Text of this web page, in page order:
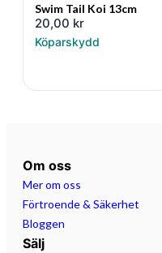
Swim Tail Koi 13cm
20,00 kr
Köparskydd
Om oss
Mer om oss
Förtroende & Säkerhet
Bloggen
Sälj